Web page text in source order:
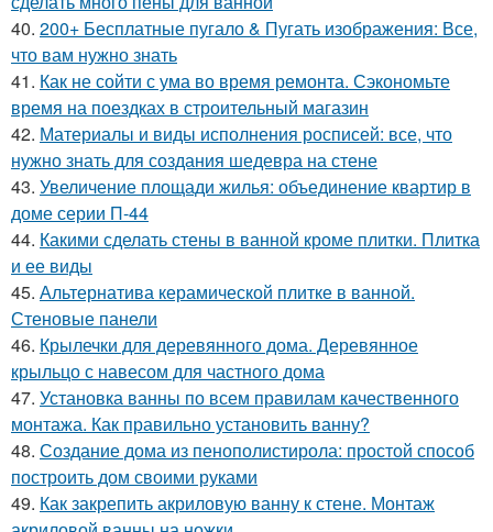
40. 200+ Бесплатные пугало & Пугать изображения: Все,
что вам нужно знать
41. Как не сойти с ума во время ремонта. Сэкономьте
время на поездках в строительный магазин
42. Материалы и виды исполнения росписей: все, что
нужно знать для создания шедевра на стене
43. Увеличение площади жилья: объединение квартир в
доме серии П-44
44. Какими сделать стены в ванной кроме плитки. Плитка
и ее виды
45. Альтернатива керамической плитке в ванной.
Стеновые панели
46. Крылечки для деревянного дома. Деревянное
крыльцо с навесом для частного дома
47. Установка ванны по всем правилам качественного
монтажа. Как правильно установить ванну?
48. Создание дома из пенополистирола: простой способ
построить дом своими руками
49. Как закрепить акриловую ванну к стене. Монтаж